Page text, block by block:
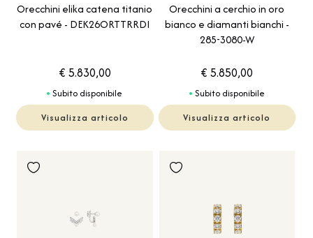
Orecchini elika catena titanio
con pavé - DEK26ORTTRRDI
€ 5.830,00
Subito disponibile
Visualizza articolo
Orecchini a cerchio in oro
bianco e diamanti bianchi -
285-3080-W
€ 5.850,00
Subito disponibile
Visualizza articolo